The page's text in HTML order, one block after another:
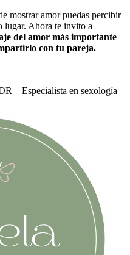
mostrar amor puedas percibir
lugar. Ahora te invito a
del amor más importante
con tu pareja.
– Especialista en sexología